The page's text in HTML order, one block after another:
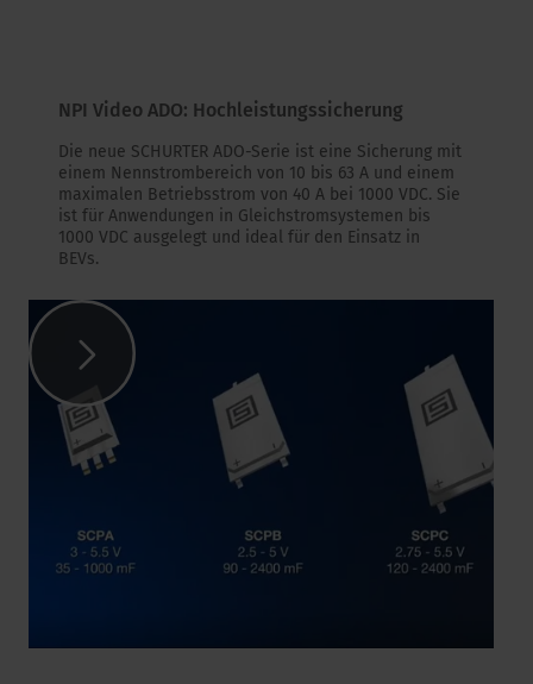
NPI Video ADO: Hochleistungssicherung
Die neue SCHURTER ADO-Serie ist eine Sicherung mit
einem Nennstrombereich von 10 bis 63 A und einem
maximalen Betriebsstrom von 40 A bei 1000 VDC. Sie
ist für Anwendungen in Gleichstromsystemen bis
1000 VDC ausgelegt und ideal für den Einsatz in
BEVs.